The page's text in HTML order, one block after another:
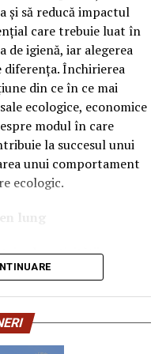
de uleiuri dezvoltate
performanțe
specificații ale
motoarelor
celor echipate cu:
caracteristici ale acestui
și să reducă impactul
care trebuie luat în
igienă, iar alegerea
Închirierea
din ce în ce mai
ecologice, economice
modul în care
la succesul unui
unui comportament
ecologic.
lung
ale activității
este economia de costuri.
mai rentabilă decât
de toalete.
complexe la